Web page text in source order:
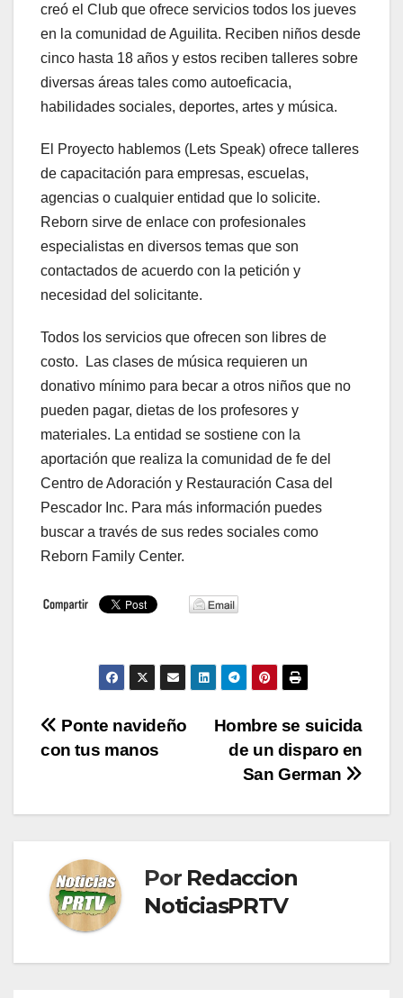
creó el Club que ofrece servicios todos los jueves
en la comunidad de Aguilita. Reciben niños desde
cinco hasta 18 años y estos reciben talleres sobre
diversas áreas tales como autoeficacia,
habilidades sociales, deportes, artes y música.
El Proyecto hablemos (Lets Speak) ofrece talleres
de capacitación para empresas, escuelas,
agencias o cualquier entidad que lo solicite.
Reborn sirve de enlace con profesionales
especialistas en diversos temas que son
contactados de acuerdo con la petición y
necesidad del solicitante.
Todos los servicios que ofrecen son libres de
costo. Las clases de música requieren un
donativo mínimo para becar a otros niños que no
pueden pagar, dietas de los profesores y
materiales. La entidad se sostiene con la
aportación que realiza la comunidad de fe del
Centro de Adoración y Restauración Casa del
Pescador Inc. Para más información puedes
buscar a través de sus redes sociales como
Reborn Family Center.
Navegación
entradas
Hombre se suicida
de un disparo en
San German
Ponte navideño
con tus manos
Por Redaccion
NoticiasPRTV